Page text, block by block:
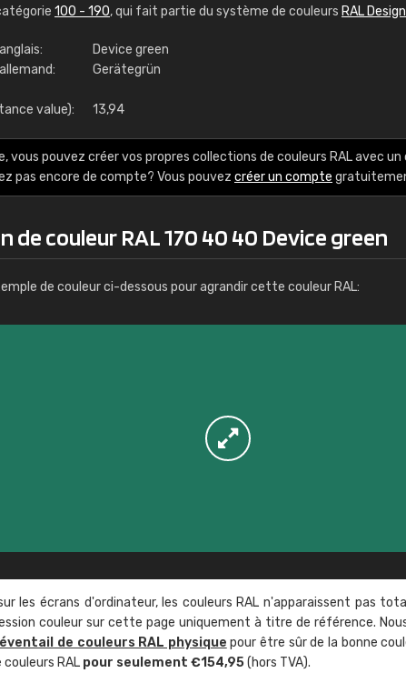
100 - 190, qui fait partie du système de couleurs RAL Design
Device green
Gerätegrün
value): 13,94
vous pouvez créer vos propres collections de couleurs RAL avec
pas encore de compte? Vous pouvez créer un compte
de couleur RAL 170 40 40 Device green
de couleur ci-dessous pour agrandir cette couleur RAL:
les écrans d'ordinateur, les couleurs RAL n'apparaissent pas
couleur sur cette page uniquement à titre de référence.
de couleurs RAL physique pour être sûr de la bonne
RAL pour seulement €154,95(hors TVA).
RAL
Guillaume